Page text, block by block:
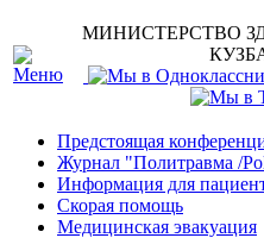
МИНИСТЕРСТВО
Предстоящая
Журнал "Политравма /
Информация для
Скорая помощь
Медицинская эвакуация